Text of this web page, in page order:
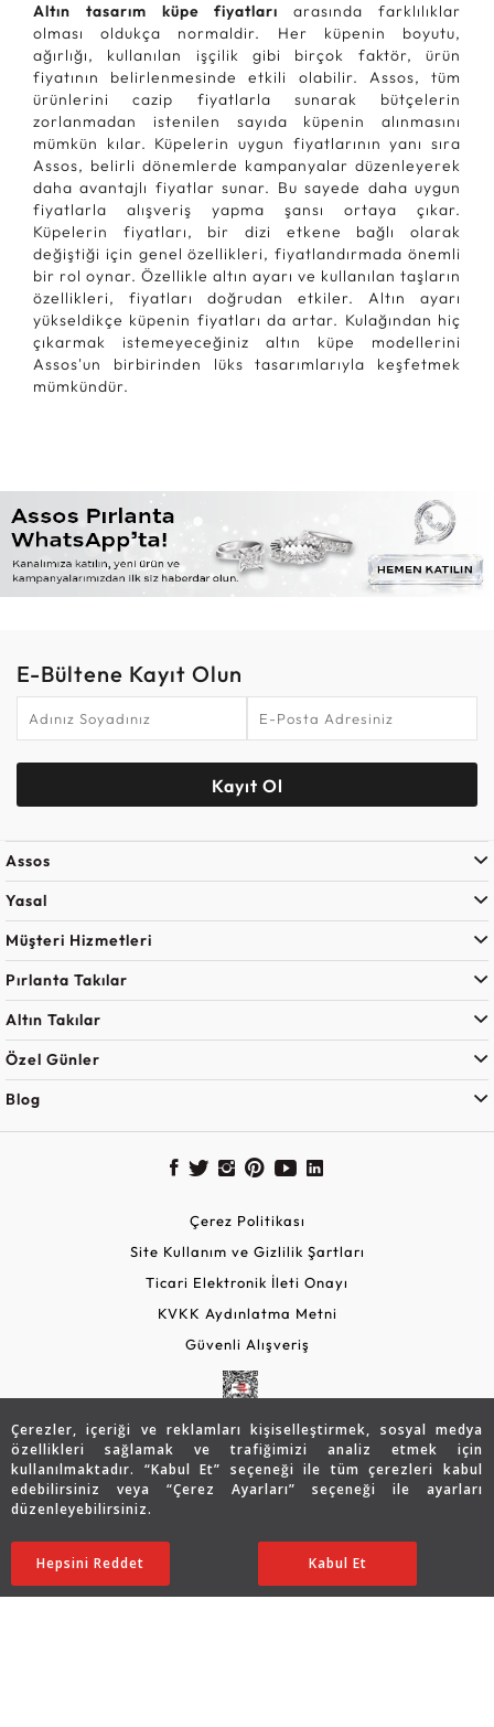
Çerezler, içeriği ve reklamları kişiselleştirmek, sosyal medya
özellikleri sağlamak ve trafiğimizi analiz etmek için
kullanılmaktadır. “Kabul Et” seçeneği ile tüm çerezleri kabul
edebilirsiniz veya “Çerez Ayarları” seçeneği ile ayarları
düzenleyebilirsiniz.
Ayarları Düzenle
Hepsini Reddet Kabul Et
Altın tasarım küpe fiyatları arasında farklılıklar
olması oldukça normaldir. Her küpenin boyutu,
ağırlığı, kullanılan işçilik gibi birçok faktör, ürün
fiyatının belirlenmesinde etkili olabilir. Assos, tüm
ürünlerini cazip fiyatlarla sunarak bütçelerin
zorlanmadan istenilen sayıda küpenin alınmasını
mümkün kılar. Küpelerin uygun fiyatlarının yanı sıra
Assos, belirli dönemlerde kampanyalar düzenleyerek
daha avantajlı fiyatlar sunar. Bu sayede daha uygun
fiyatlarla alışveriş yapma şansı ortaya çıkar.
Küpelerin fiyatları, bir dizi etkene bağlı olarak
değiştiği için genel özellikleri, fiyatlandırmada önemli
bir rol oynar. Özellikle altın ayarı ve kullanılan taşların
özellikleri, fiyatları doğrudan etkiler. Altın ayarı
yükseldikçe küpenin fiyatları da artar. Kulağından hiç
çıkarmak istemeyeceğiniz altın küpe modellerini
Assos'un birbirinden lüks tasarımlarıyla keşfetmek
mümkündür.
E-Bültene Kayıt Olun
Kayıt Ol
Assos
Yasal
Müşteri Hizmetleri
Pırlanta Takılar
Altın Takılar
Özel Günler
Blog
Çerez Politikası
Site Kullanım ve Gizlilik Şartları
Ticari Elektronik İleti Onayı
KVKK Aydınlatma Metni
Güvenli Alışveriş
Copyright © 2026 Assos Pırlanta - Bu sitenin tüm hakları